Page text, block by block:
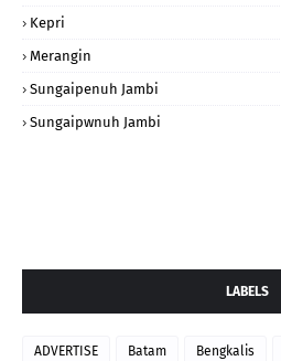
Kepri
Merangin
Sungaipenuh Jambi
Sungaipwnuh Jambi
LABELS
ADVERTISE Batam Bengkalis